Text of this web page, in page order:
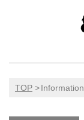
TOP Information